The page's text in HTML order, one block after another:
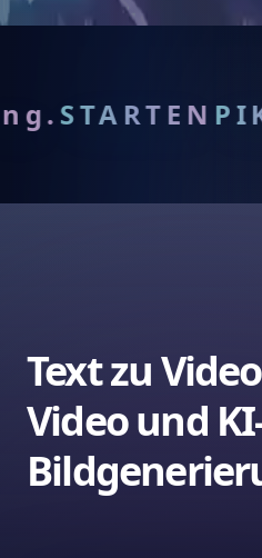
Sie
Text zu
Video und